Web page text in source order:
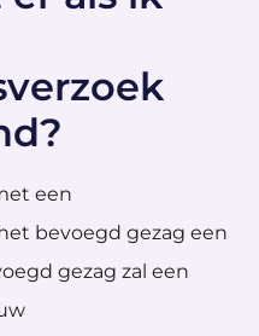
een
bevoegd gezag een
gezag zal een